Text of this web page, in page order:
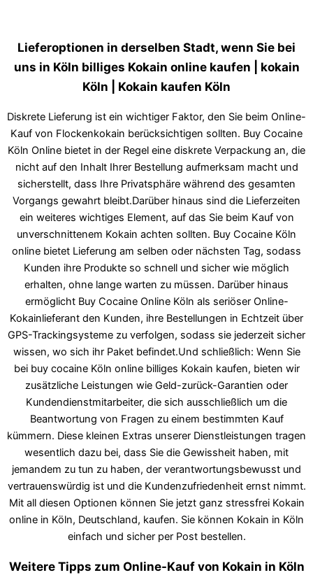
Lieferoptionen in derselben Stadt, wenn Sie bei
uns in Köln billiges Kokain online kaufen | kokain
Köln | Kokain kaufen Köln
Diskrete Lieferung ist ein wichtiger Faktor, den Sie beim Online-
Kauf von Flockenkokain berücksichtigen sollten. Buy Cocaine
Köln Online bietet in der Regel eine diskrete Verpackung an, die
nicht auf den Inhalt Ihrer Bestellung aufmerksam macht und
sicherstellt, dass Ihre Privatsphäre während des gesamten
Vorgangs gewahrt bleibt.Darüber hinaus sind die Lieferzeiten
ein weiteres wichtiges Element, auf das Sie beim Kauf von
unverschnittenem Kokain achten sollten. Buy Cocaine Köln
online bietet Lieferung am selben oder nächsten Tag, sodass
Kunden ihre Produkte so schnell und sicher wie möglich
erhalten, ohne lange warten zu müssen. Darüber hinaus
ermöglicht Buy Cocaine Online Köln als seriöser Online-
Kokainlieferant den Kunden, ihre Bestellungen in Echtzeit über
GPS-Trackingsysteme zu verfolgen, sodass sie jederzeit sicher
wissen, wo sich ihr Paket befindet.Und schließlich: Wenn Sie
bei buy cocaine Köln online billiges Kokain kaufen, bieten wir
zusätzliche Leistungen wie Geld-zurück-Garantien oder
Kundendienstmitarbeiter, die sich ausschließlich um die
Beantwortung von Fragen zu einem bestimmten Kauf
kümmern. Diese kleinen Extras unserer Dienstleistungen tragen
wesentlich dazu bei, dass Sie die Gewissheit haben, mit
jemandem zu tun zu haben, der verantwortungsbewusst und
vertrauenswürdig ist und die Kundenzufriedenheit ernst nimmt.
Mit all diesen Optionen können Sie jetzt ganz stressfrei Kokain
online in Köln, Deutschland, kaufen. Sie können Kokain in Köln
einfach und sicher per Post bestellen.
Weitere Tipps zum Online-Kauf von Kokain in Köln